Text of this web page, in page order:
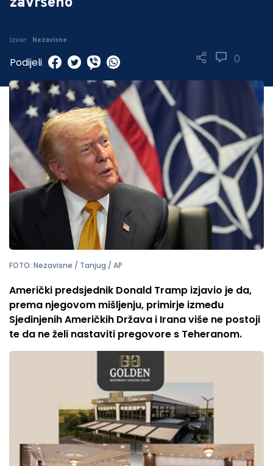
Izvor: Nezavisne
0
Podijeli
FOTO: Nezavisne / Tanjug / AP
Američki predsjednik Donald Tramp izjavio je da,
prema njegovom mišljenju, primirje između
Sjedinjenih Američkih Država i Irana više ne postoji
te da ne želi nastaviti pregovore s Teheranom.